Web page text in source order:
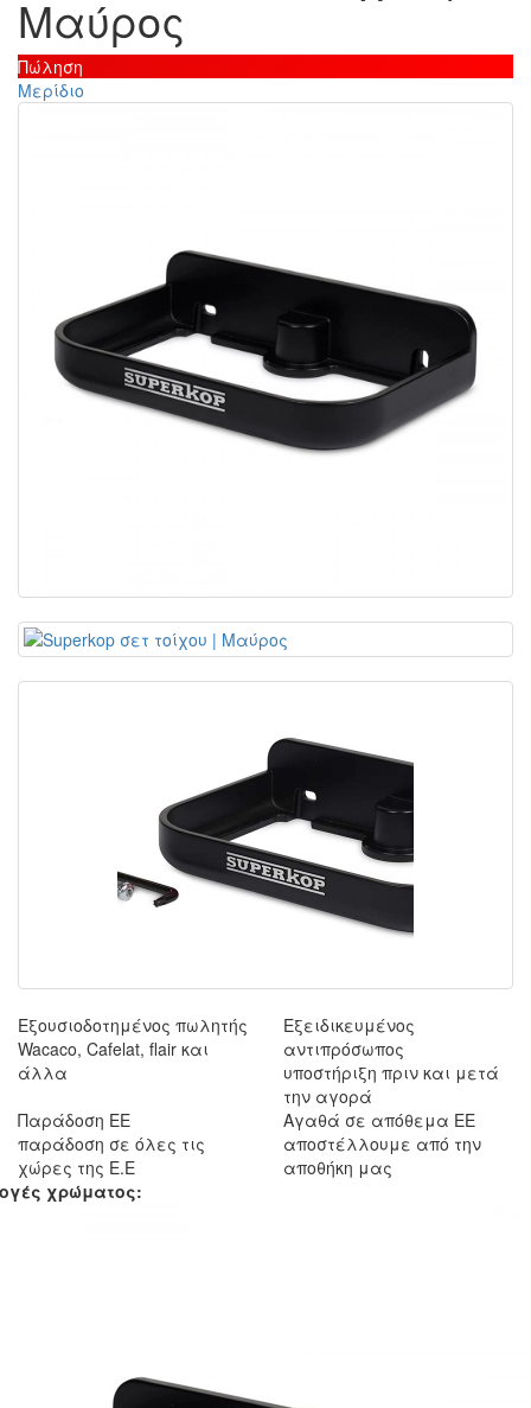
Μαύρος
Πώληση
Μερίδιο
Εξουσιοδοτημένος πωλητής
Wacaco, Cafelat, flair και
άλλα
Εξειδικευμένος
αντιπρόσωπος
υποστήριξη πριν και μετά
την αγορά
Παράδοση ΕΕ
παράδοση σε όλες τις
χώρες της Ε.Ε
Αγαθά σε απόθεμα ΕΕ
αποστέλλουμε από την
αποθήκη μας
χρώματος: